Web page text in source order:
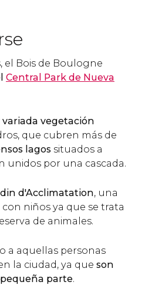
el Bois de Boulogne
Central Park de Nueva
variada vegetación
que cubren más de
lagos situados a
unidos por una cascada.
d'Acclimatation, una
niños ya que se trata
de animales.
a aquellas personas
la ciudad, ya que son
parte.